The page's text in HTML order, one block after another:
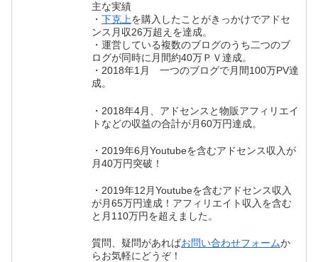
主な実績
・下克上を購入したことがきっかけでアドセ
ンス月収26万超えを達成。
・運営している複数のブログのうち二つのブ
ログが同時に月間約40万ＰＶ達成。
・2018年1月 一つのブログで月間100万PV達
成。
・2018年4月、アドセンスと物販アフィリエイ
トなどの収益の合計が月60万円達成。
・2019年6月Youtubeを含むアドセンス収入が
月40万円突破！
・2019年12月Youtubeを含むアドセンス収入
が月65万円達成！アフィリエイト収入を含む
と月110万円を超えました。
質問、疑問があればお問い合わせフォームか
らお気軽にどうぞ！